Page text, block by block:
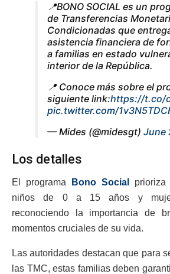
📍BONO SOCIAL es un
de Transferencias
Condicionadas que
asistencia financiera de
a familias en estado
interior de la República.
📍 Conoce más sobre el
siguiente link:https://t.co/
pic.twitter.com/
— Mides (@midesgt) June
Los detalles
El programa Bono Social
niños de 0 a 15 años y
reconociendo la importancia de
momentos cruciales de su vida.
Las autoridades destacan que para
las TMC, estas familias deben